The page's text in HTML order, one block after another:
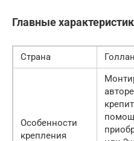
Главные
Страна
Особенности
крепления